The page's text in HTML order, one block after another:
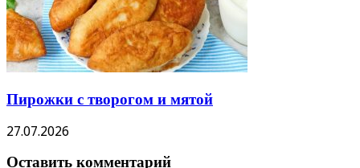
Пирожки с творогом и мятой
27.07.2026
Оставить комментарий